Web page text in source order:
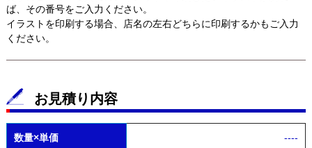
ば、その番号をご入力ください。
イラストを印刷する場合、店名の左右どちらに印刷するかもご入力
ください。
お見積り内容
数量×単価 ----